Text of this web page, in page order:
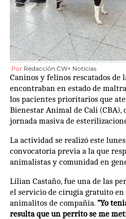
Por Redacción CW+ Noticias
Caninos y felinos rescatados de
encontraban en estado de
los pacientes prioritarios que
Bienestar Animal de Cali (CBA),
jornada masiva de
La actividad se realizó este
convocatoria previa a la que
animalistas y comunidad en
Lilian Castaño, fue una de las
el servicio de cirugía gratuito en
animalitos de compañía. “Yo
resulta que un perrito se me